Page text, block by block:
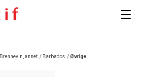
Brennevin, annet / Barbados /Øvrige